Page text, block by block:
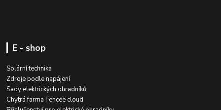
E - shop
Solární technika
Zdroje podle napájení
Sady elektrických ohradníků
Chytrá farma Fencee cloud